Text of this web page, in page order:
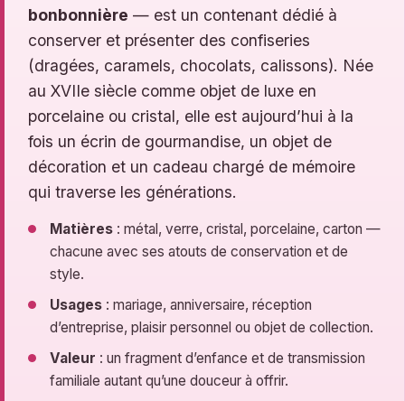
bonbonnière — est un contenant dédié à
conserver et présenter des confiseries
(dragées, caramels, chocolats, calissons). Née
au XVIIe siècle comme objet de luxe en
porcelaine ou cristal, elle est aujourd’hui à la
fois un écrin de gourmandise, un objet de
décoration et un cadeau chargé de mémoire
qui traverse les générations.
Matières : métal, verre, cristal, porcelaine, carton —
chacune avec ses atouts de conservation et de
style.
Usages : mariage, anniversaire, réception
d’entreprise, plaisir personnel ou objet de collection.
Valeur : un fragment d’enfance et de transmission
familiale autant qu’une douceur à offrir.